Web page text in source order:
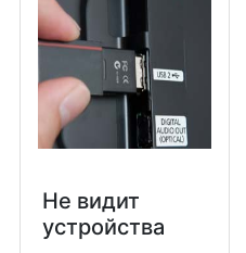
Не видит
устройства